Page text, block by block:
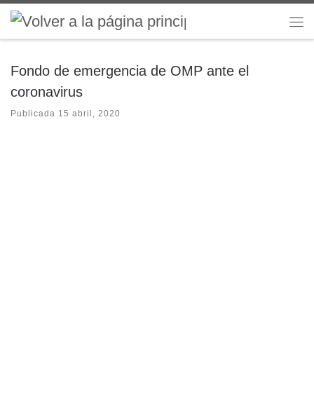
Saltar al contenido
Fondo de emergencia de OMP ante el
coronavirus
Publicada 15 abril, 2020